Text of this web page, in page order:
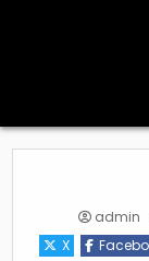
admin
X